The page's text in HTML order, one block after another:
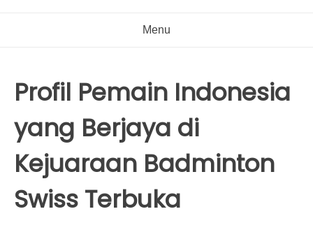
Menu
Profil Pemain Indonesia
yang Berjaya di
Kejuaraan Badminton
Swiss Terbuka